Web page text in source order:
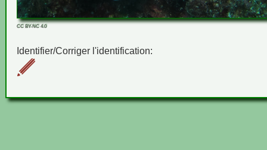
CC BY-NC 4.0
Identifier/Corriger l'identification: